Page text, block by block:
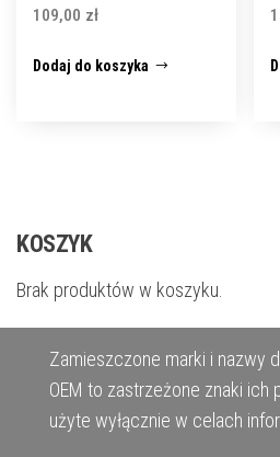
109,00 zł
Dodaj do koszyka
KOSZYK
Brak produktów w koszyku.
Zamieszczone marki i nazwy
OEM to zastrzeżone znaki ich
użyte wyłącznie w celach